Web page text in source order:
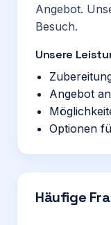
Angebot.
Besuch.
Unsere
Angebot
Optionen
Häufige